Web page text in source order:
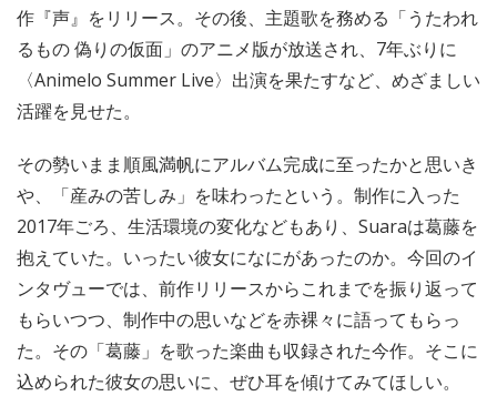
作『声』をリリース。その後、主題歌を務める「うたわれ
るもの 偽りの仮面」のアニメ版が放送され、7年ぶりに
〈Animelo Summer Live〉出演を果たすなど、めざましい
活躍を見せた。
その勢いまま順風満帆にアルバム完成に至ったかと思いき
や、「産みの苦しみ」を味わったという。制作に入った
2017年ごろ、生活環境の変化などもあり、Suaraは葛藤を
抱えていた。いったい彼女になにがあったのか。今回のイ
ンタヴューでは、前作リリースからこれまでを振り返って
もらいつつ、制作中の思いなどを赤裸々に語ってもらっ
た。その「葛藤」を歌った楽曲も収録された今作。そこに
込められた彼女の思いに、ぜひ耳を傾けてみてほしい。